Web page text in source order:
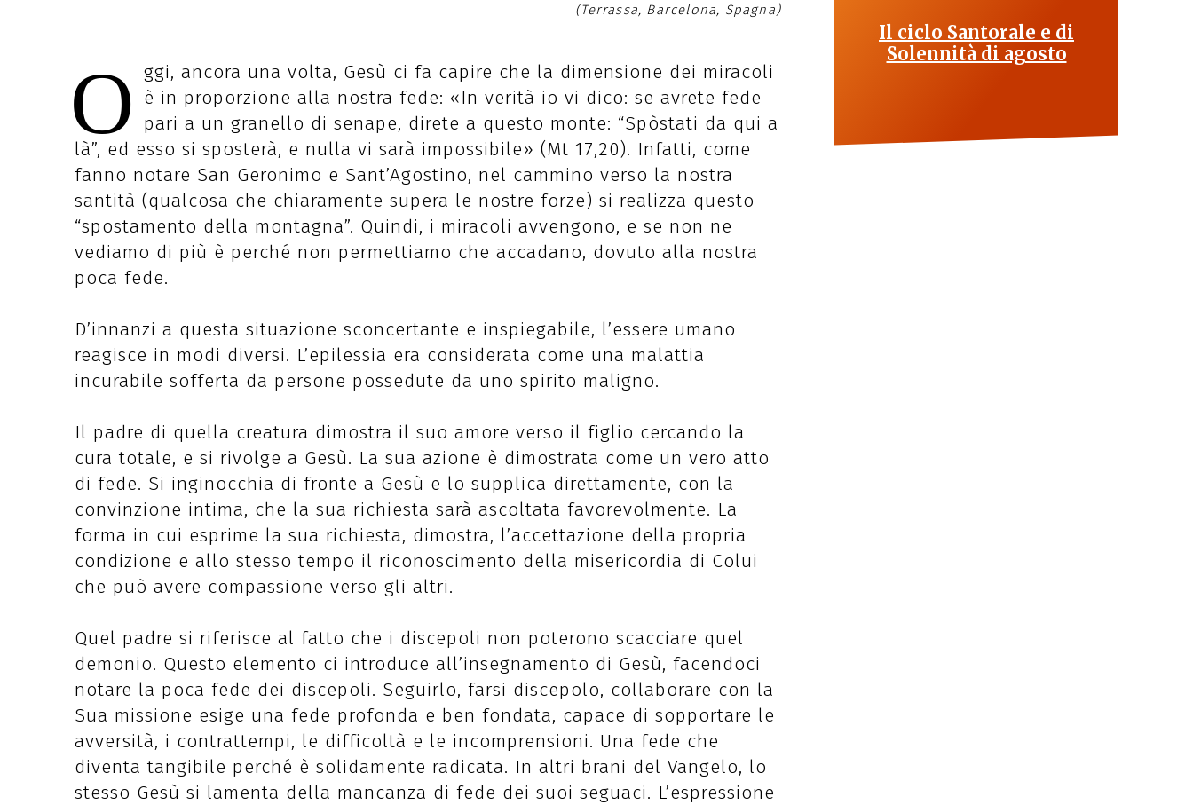
(Terrassa, Barcelona, Spagna)
O ggi, ancora una volta, Gesù ci fa capire che la dimensione dei miracoli
è in proporzione alla nostra fede: «In verità io vi dico: se avrete fede
pari a un granello di senape, direte a questo monte: “Spòstati da qui a
là”, ed esso si sposterà, e nulla vi sarà impossibile» (Mt 17,20). Infatti, come
fanno notare San Geronimo e Sant’Agostino, nel cammino verso la nostra
santità (qualcosa che chiaramente supera le nostre forze) si realizza questo
“spostamento della montagna”. Quindi, i miracoli avvengono, e se non ne
vediamo di più è perché non permettiamo che accadano, dovuto alla nostra
poca fede.
D’innanzi a questa situazione sconcertante e inspiegabile, l’essere umano
reagisce in modi diversi. L’epilessia era considerata come una malattia
incurabile sofferta da persone possedute da uno spirito maligno.
Il padre di quella creatura dimostra il suo amore verso il figlio cercando la
cura totale, e si rivolge a Gesù. La sua azione è dimostrata come un vero atto
di fede. Si inginocchia di fronte a Gesù e lo supplica direttamente, con la
convinzione intima, che la sua richiesta sarà ascoltata favorevolmente. La
forma in cui esprime la sua richiesta, dimostra, l’accettazione della propria
condizione e allo stesso tempo il riconoscimento della misericordia di Colui
che può avere compassione verso gli altri.
Quel padre si riferisce al fatto che i discepoli non poterono scacciare quel
demonio. Questo elemento ci introduce all’insegnamento di Gesù, facendoci
notare la poca fede dei discepoli. Seguirlo, farsi discepolo, collaborare con la
Sua missione esige una fede profonda e ben fondata, capace di sopportare le
avversità, i contrattempi, le difficoltà e le incomprensioni. Una fede che
diventa tangibile perché è solidamente radicata. In altri brani del Vangelo, lo
stesso Gesù si lamenta della mancanza di fede dei suoi seguaci. L’espressione
Il ciclo Santorale e di
Solennità di agosto